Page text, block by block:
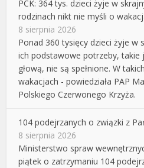
PCK: 364 tys. dzieci żyje w
rodzinach nikt nie myśli o
8 sierpnia 2026
Ponad 360 tysięcy dzieci żyje w
ich podstawowe potrzeby, takie
głową, nie są spełnione. W
wakacjach - powiedziała PAP
Polskiego Czerwonego Krzyża.
104 podejrzanych o związki z
8 sierpnia 2026
Ministerstwo spraw
piątek o zatrzymaniu 104